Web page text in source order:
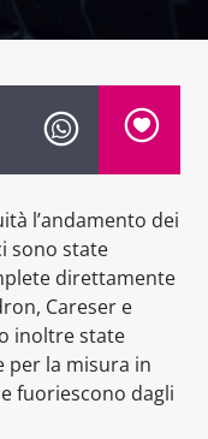
l’andamento dei
sono state
direttamente
Careser e
inoltre state
per la misura in
fuoriescono dagli